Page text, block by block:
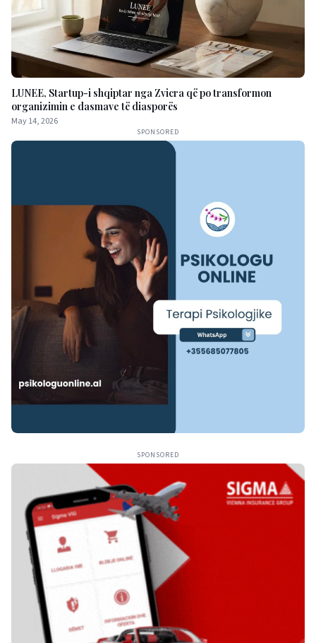
LUNEE, Startup-i shqiptar nga Zvicra që po transformon
organizimin e dasmave të diasporës
May 14, 2026
SPONSORED
SPONSORED